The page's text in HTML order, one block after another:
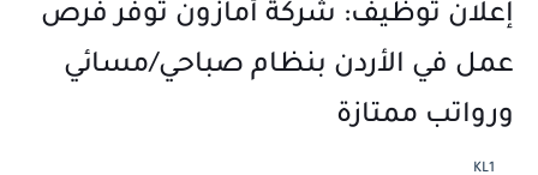
إعلان توظيف: شركة أمازون توفر فرص
عمل في الأردن بنظام صباحي/مسائي
ورواتب ممتازة
KL1